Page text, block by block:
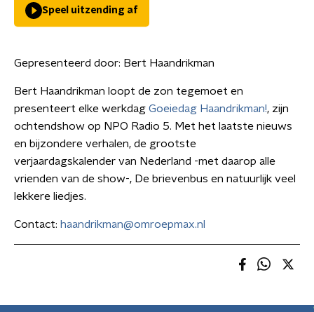
Speel uitzending af
Gepresenteerd door: Bert Haandrikman
Bert Haandrikman loopt de zon tegemoet en
presenteert elke werkdag Goeiedag Haandrikman!, zijn
ochtendshow op NPO Radio 5. Met het laatste nieuws
en bijzondere verhalen, de grootste
verjaardagskalender van Nederland -met daarop alle
vrienden van de show-, De brievenbus en natuurlijk veel
lekkere liedjes.
Contact: haandrikman@omroepmax.nl